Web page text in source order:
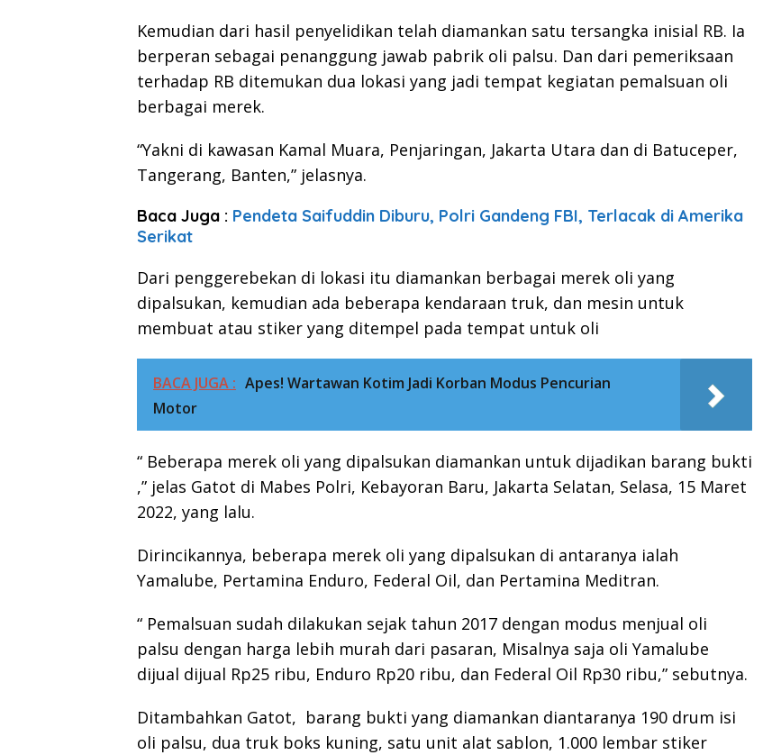
Kemudian dari hasil penyelidikan telah diamankan satu tersangka inisial RB. Ia
berperan sebagai penanggung jawab pabrik oli palsu. Dan dari pemeriksaan
terhadap RB ditemukan dua lokasi yang jadi tempat kegiatan pemalsuan oli
berbagai merek.
“Yakni di kawasan Kamal Muara, Penjaringan, Jakarta Utara dan di Batuceper,
Tangerang, Banten,” jelasnya.
Baca Juga : Pendeta Saifuddin Diburu, Polri Gandeng FBI, Terlacak di Amerika
Serikat
Dari penggerebekan di lokasi itu diamankan berbagai merek oli yang
dipalsukan, kemudian ada beberapa kendaraan truk, dan mesin untuk
membuat atau stiker yang ditempel pada tempat untuk oli
BACA JUGA : Apes! Wartawan Kotim Jadi Korban Modus Pencurian
Motor
“ Beberapa merek oli yang dipalsukan diamankan untuk dijadikan barang bukti
,” jelas Gatot di Mabes Polri, Kebayoran Baru, Jakarta Selatan, Selasa, 15 Maret
2022, yang lalu.
Dirincikannya, beberapa merek oli yang dipalsukan di antaranya ialah
Yamalube, Pertamina Enduro, Federal Oil, dan Pertamina Meditran.
“ Pemalsuan sudah dilakukan sejak tahun 2017 dengan modus menjual oli
palsu dengan harga lebih murah dari pasaran, Misalnya saja oli Yamalube
dijual dijual Rp25 ribu, Enduro Rp20 ribu, dan Federal Oil Rp30 ribu,” sebutnya.
Ditambahkan Gatot, barang bukti yang diamankan diantaranya 190 drum isi
oli palsu, dua truk boks kuning, satu unit alat sablon, 1.000 lembar stiker